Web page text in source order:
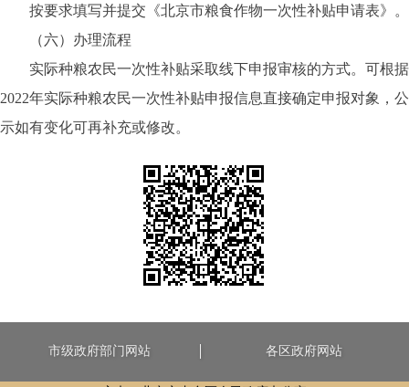
按要求填写并提交《北京市粮食作物一次性补贴申请表》。
（六）办理流程
实际种粮农民一次性补贴采取线下申报审核的方式。可根据
2022年实际种粮农民一次性补贴申报信息直接确定申报对象，公
示如有变化可再补充或修改。
市级政府部门网站 各区政府网站